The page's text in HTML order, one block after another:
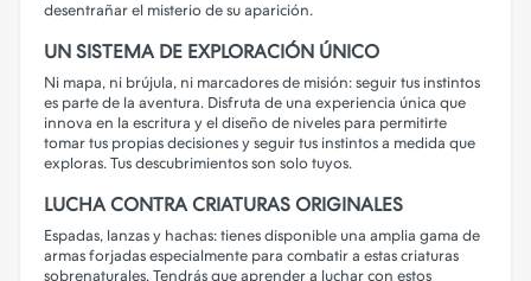
desentrañar el misterio de su aparición.
UN SISTEMA DE EXPLORACIÓN ÚNICO
Ni mapa, ni brújula, ni marcadores de misión: seguir tus instintos
es parte de la aventura. Disfruta de una experiencia única que
innova en la escritura y el diseño de niveles para permitirte
tomar tus propias decisiones y seguir tus instintos a medida que
exploras. Tus descubrimientos son solo tuyos.
LUCHA CONTRA CRIATURAS ORIGINALES
Espadas, lanzas y hachas: tienes disponible una amplia gama de
armas forjadas especialmente para combatir a estas criaturas
sobrenaturales. Tendrás que aprender a luchar con estos